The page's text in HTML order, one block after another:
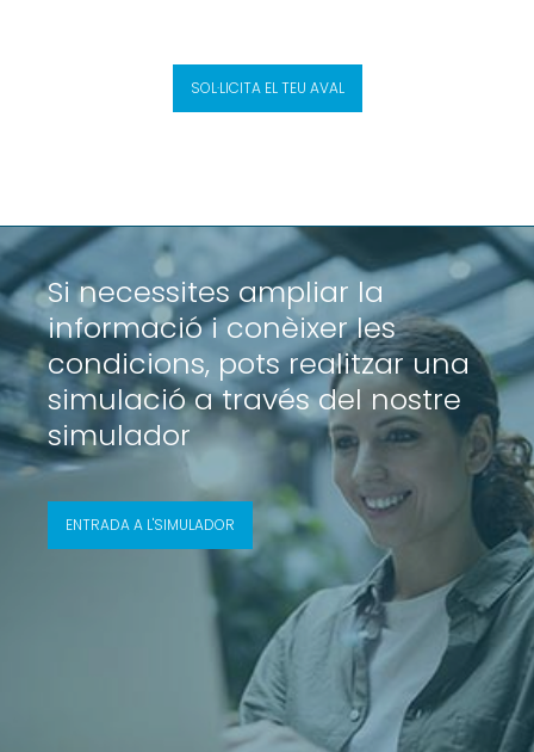
SOL·LICITA EL TEU AVAL
Si necessites ampliar la
informació i conèixer les
condicions, pots realitzar una
simulació a través del nostre
simulador
ENTRADA A L'SIMULADOR